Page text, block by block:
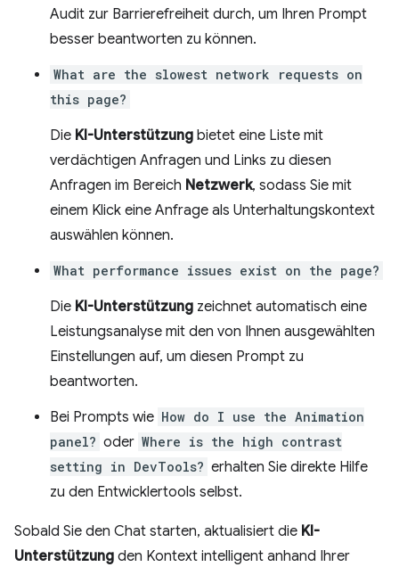
Audit zur Barrierefreiheit durch, um Ihren Prompt
besser beantworten zu können.
What are the slowest network requests on
this page?
Die KI-Unterstützung bietet eine Liste mit
verdächtigen Anfragen und Links zu diesen
Anfragen im Bereich Netzwerk, sodass Sie mit
einem Klick eine Anfrage als Unterhaltungskontext
auswählen können.
What performance issues exist on the page?
Die KI-Unterstützung zeichnet automatisch eine
Leistungsanalyse mit den von Ihnen ausgewählten
Einstellungen auf, um diesen Prompt zu
beantworten.
Bei Prompts wie How do I use the Animation
panel? oder Where is the high contrast
setting in DevTools? erhalten Sie direkte Hilfe
zu den Entwicklertools selbst.
Sobald Sie den Chat starten, aktualisiert die KI-
Unterstützung den Kontext intelligent anhand Ihrer